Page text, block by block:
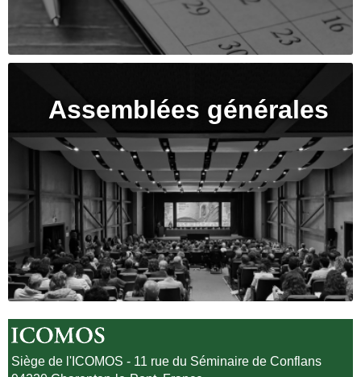
Assemblées générales
Siège de l'ICOMOS - 11 rue du Séminaire de Conflans